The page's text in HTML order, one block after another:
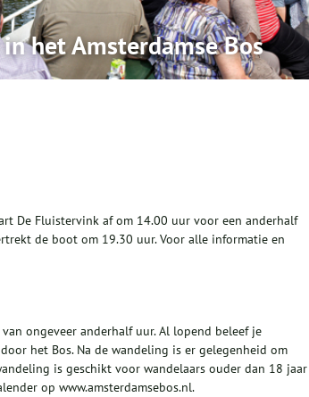
het Amsterdamse Bos
De Fluistervink af om 14.00 uur voor een anderhalf
de boot om 19.30 uur. Voor alle informatie en
ongeveer anderhalf uur. Al lopend beleef je
het Bos. Na de wandeling is er gelegenheid om
is geschikt voor wandelaars ouder dan 18 jaar
op www.amsterdamsebos.nl.